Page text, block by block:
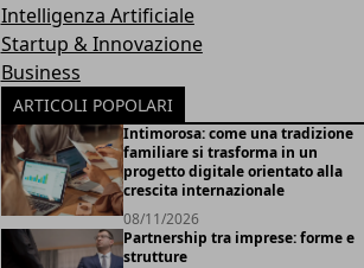
Intelligenza Artificiale
Startup & Innovazione
Business
ARTICOLI POPOLARI
Intimorosa: come una tradizione
familiare si trasforma in un
progetto digitale orientato alla
crescita internazionale
08/11/2026
Partnership tra imprese: forme e
strutture